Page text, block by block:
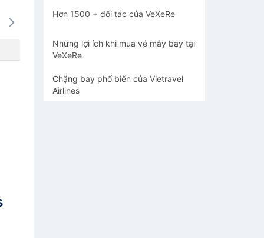
16/08
17/08
Hơn 1500 + đối tác của VeXeRe
Những lợi ích khi mua vé máy bay tại
VeXeRe
Chặng bay phổ biến của Vietravel
Airlines